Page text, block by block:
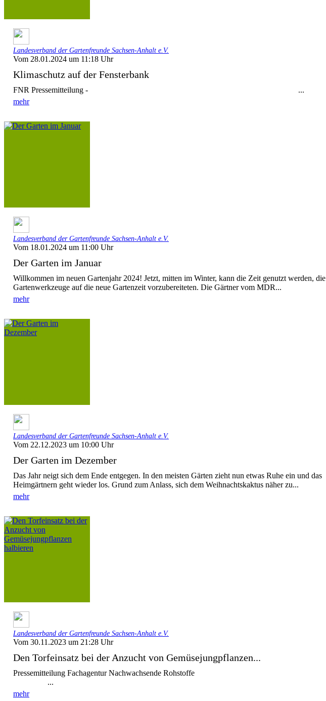
Landesverband der Gartenfreunde Sachsen-Anhalt e.V.
Vom 28.01.2024 um 11:18 Uhr
Klimaschutz auf der Fensterbank
FNR Pressemitteilung - ...
mehr
Landesverband der Gartenfreunde Sachsen-Anhalt e.V.
Vom 18.01.2024 um 11:00 Uhr
Der Garten im Januar
Willkommen im neuen Gartenjahr 2024! Jetzt, mitten im Winter, kann die Zeit genutzt werden, die
Gartenwerkzeuge auf die neue Gartenzeit vorzubereiteten. Die Gärtner vom MDR...
mehr
Landesverband der Gartenfreunde Sachsen-Anhalt e.V.
Vom 22.12.2023 um 10:00 Uhr
Der Garten im Dezember
Das Jahr neigt sich dem Ende entgegen. In den meisten Gärten zieht nun etwas Ruhe ein und das
Heimgärtnern geht wieder los. Grund zum Anlass, sich dem Weihnachtskaktus näher zu...
mehr
Landesverband der Gartenfreunde Sachsen-Anhalt e.V.
Vom 30.11.2023 um 21:28 Uhr
Den Torfeinsatz bei der Anzucht von Gemüsejungpflanzen...
Pressemitteilung Fachagentur Nachwachsende Rohstoffe
...
mehr